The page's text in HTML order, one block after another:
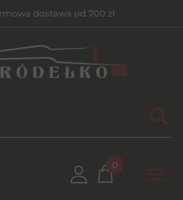
dostawa od 700 zł
0